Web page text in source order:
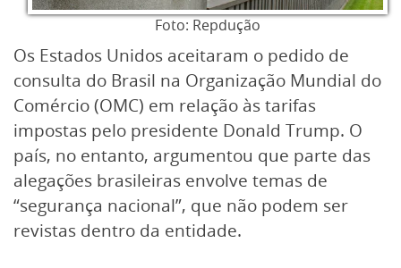
Foto: Repdução
Os Estados Unidos aceitaram o pedido de
consulta do Brasil na Organização Mundial do
Comércio (OMC) em relação às tarifas
impostas pelo presidente Donald Trump. O
país, no entanto, argumentou que parte das
alegações brasileiras envolve temas de
“segurança nacional”, que não podem ser
revistas dentro da entidade.